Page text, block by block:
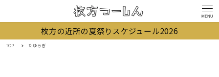
MENU
枚方の近所の夏祭りスケジュール2026
TOP たゆらぎ